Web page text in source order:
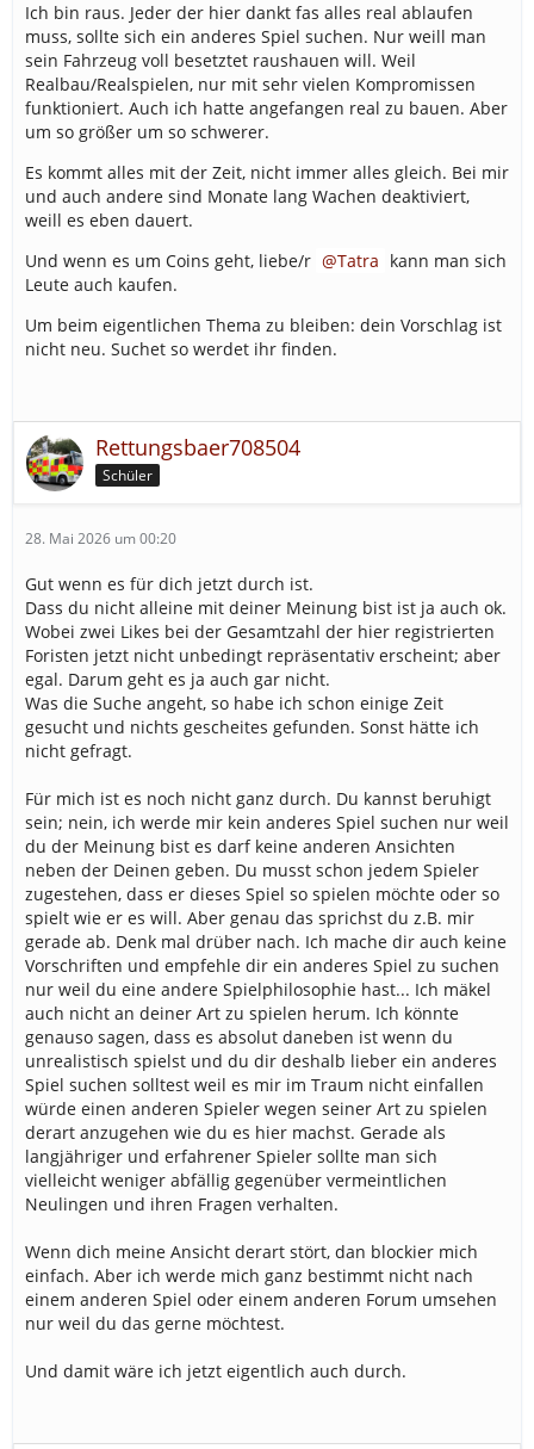
Ich bin raus. Jeder der hier dankt fas alles real ablaufen
muss, sollte sich ein anderes Spiel suchen. Nur weill man
sein Fahrzeug voll besetztet raushauen will. Weil
Realbau/Realspielen, nur mit sehr vielen Kompromissen
funktioniert. Auch ich hatte angefangen real zu bauen. Aber
um so größer um so schwerer.
Es kommt alles mit der Zeit, nicht immer alles gleich. Bei mir
und auch andere sind Monate lang Wachen deaktiviert,
weill es eben dauert.
Und wenn es um Coins geht, liebe/r
Tatra kann man sich
Leute auch kaufen.
Um beim eigentlichen Thema zu bleiben: dein Vorschlag ist
nicht neu. Suchet so werdet ihr finden.
Rettungsbaer708504
Schüler
28. Mai 2026 um 00:20
Gut wenn es für dich jetzt durch ist.
Dass du nicht alleine mit deiner Meinung bist ist ja auch ok.
Wobei zwei Likes bei der Gesamtzahl der hier registrierten
Foristen jetzt nicht unbedingt repräsentativ erscheint; aber
egal. Darum geht es ja auch gar nicht.
Was die Suche angeht, so habe ich schon einige Zeit
gesucht und nichts gescheites gefunden. Sonst hätte ich
nicht gefragt.
Für mich ist es noch nicht ganz durch. Du kannst beruhigt
sein; nein, ich werde mir kein anderes Spiel suchen nur weil
du der Meinung bist es darf keine anderen Ansichten
neben der Deinen geben. Du musst schon jedem Spieler
zugestehen, dass er dieses Spiel so spielen möchte oder so
spielt wie er es will. Aber genau das sprichst du z.B. mir
gerade ab. Denk mal drüber nach. Ich mache dir auch keine
Vorschriften und empfehle dir ein anderes Spiel zu suchen
nur weil du eine andere Spielphilosophie hast... Ich mäkel
auch nicht an deiner Art zu spielen herum. Ich könnte
genauso sagen, dass es absolut daneben ist wenn du
unrealistisch spielst und du dir deshalb lieber ein anderes
Spiel suchen solltest weil es mir im Traum nicht einfallen
würde einen anderen Spieler wegen seiner Art zu spielen
derart anzugehen wie du es hier machst. Gerade als
langjähriger und erfahrener Spieler sollte man sich
vielleicht weniger abfällig gegenüber vermeintlichen
Neulingen und ihren Fragen verhalten.
Wenn dich meine Ansicht derart stört, dan blockier mich
einfach. Aber ich werde mich ganz bestimmt nicht nach
einem anderen Spiel oder einem anderen Forum umsehen
nur weil du das gerne möchtest.
Und damit wäre ich jetzt eigentlich auch durch.